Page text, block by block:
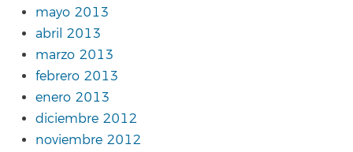
mayo 2013
abril 2013
marzo 2013
febrero 2013
enero 2013
diciembre 2012
noviembre 2012